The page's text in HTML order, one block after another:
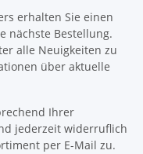
erhalten Sie einen
nächste Bestellung.
alle Neuigkeiten zu
über aktuelle
Ihrer
jederzeit widerruflich
per E-Mail zu.